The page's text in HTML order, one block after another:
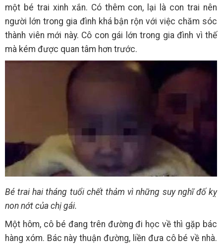
một bé trai xinh xắn. Có thêm con, lại là con trai nên
người lớn trong gia đình khá bận rộn với việc chăm sóc
thành viên mới này. Cô con gái lớn trong gia đình vì thế
mà kém được quan tâm hơn trước.
Bé trai hai tháng tuổi chết thảm vì những suy nghĩ đố kỵ
non nớt của chị gái.
Một hôm, cô bé đang trên đường đi học về thì gặp bác
hàng xóm. Bác này thuận đường, liền đưa cô bé về nhà.